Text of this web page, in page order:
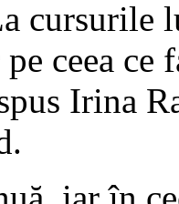
cursurile
ceea ce
Irina